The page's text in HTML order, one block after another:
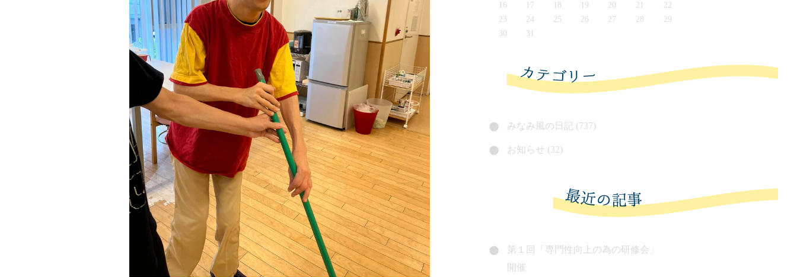
16
17 18 19 20 21
22
23
24 25 26 27 28
29
30
31
みなみ風の日記 (737)
お知らせ (32)
第１回「専門性向上の為の研修会」
開催